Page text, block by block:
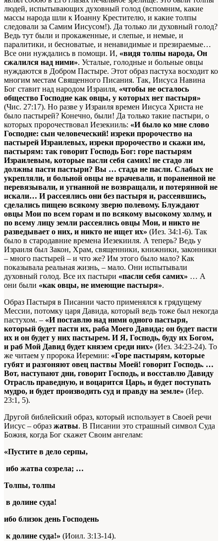
людей, испытывающих духовный голод (вспомним, какие
массы народа шли к Иоанну Крестителю, и какие толпы
следовали за Самим Иисусом!). Да только ли духовный голод?
Ведь тут были и прокаженные, и слепые, и немые, и
паралитики, и бесноватые, и ненавидимые и презираемые…
Все они нуждались в помощи. И, «видя толпы народа, Он
сжалился над ними». Усталые, голодные и больные овцы
нуждаются в Добром Пастыре. Этот образ пастуха восходит ко
многим местам Священного Писания. Так, Иисуса Навина
Бог ставит над народом Израиля, «чтобы не осталось
общество Господне как овцы, у которых нет пастыря»
(Чис. 27:17). Но разве у Израиля времен Иисуса Христа не
было пастырей? Конечно, были! Да только такие пастыри, о
которых пророчествовал Иезекииль: «И было ко мне слово
Господне: сын человеческий! изреки пророчество на
пастырей Израилевых, изреки пророчество и скажи им,
пастырям: так говорит Господь Бог: горе пастырям
Израилевым, которые пасли себя самих! не стадо ли
должны пасти пастыри? Вы … стада не пасли. Слабых не
укрепляли, и больной овцы не врачевали, и пораненной не
перевязывали, и угнанной не возвращали, и потерянной не
искали… И рассеялись они без пастыря и, рассеявшись,
сделались пищею всякому зверю полевому. Блуждают
овцы Мои по всем горам и по всякому высокому холму, и
по всему лицу земли рассеялись овцы Мои, и никто не
разведывает о них, и никто не ищет их» (Иез. 34:1-6). Так
было в стародавние времена Иезекииля. А теперь? Ведь у
Израиля был Закон, Храм, священники, книжники, законники
– много пастырей – и что же? Им этого было мало? Как
показывала реальная жизнь, – мало. Они испытывали
духовный голод. Все их пастыри «пасли себя самих» … А
они были «как овцы, не имеющие пастыря».
Образ Пастыря в Писании часто применялся к грядущему
Мессии, потомку царя Давида, который ведь тоже был некогда
пастухом. – «И поставлю над ними одного пастыря,
который будет пасти их, раба Моего Давида; он будет пасти
их и он будет у них пастырем. И Я, Господь, буду их Богом,
и раб Мой Давид будет князем среди них» (Иез. 34:23-24). То
же читаем у пророка Иеремии: «Горе пастырям, которые
губят и разгоняют овец паствы Моей! говорит Господь. …
Вот, наступают дни, говорит Господь, и восставлю Давиду
Отрасль праведную, и воцарится Царь, и будет поступать
мудро, и будет производить суд и правду на земле» (Иер.
23:1, 5).
Другой библейский образ, который использует в Своей речи
Иисус – образ жатвы. В Писании это страшный символ Суда
Божия, когда Бог скажет Своим ангелам:
«Пустите в дело серпы,
ибо жатва созрела; …
Толпы, толпы
в долине суда!
ибо близок день Господень
к долине суда!» (Иоил. 3:13-14).